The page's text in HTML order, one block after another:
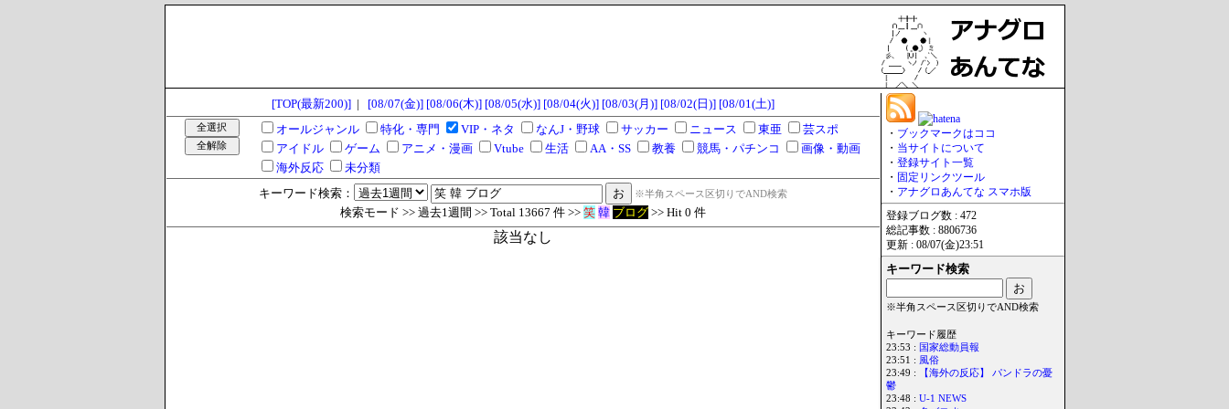
[TOP(最新200)]| [08/07(金)] [08/06(木)] [08/05(水)] [08/04(火)] [08/03(月)] [08/02(日)] [08/01(土)]
オールジャンル
特化・専門 VIP・ネタ なんJ・野球 サッカー ニュース 東亜
芸スポ
アイドル
ゲーム アニメ・漫画 Vtube 生活 AA・SS 教養 競馬・パチンコ
画像・動画
海外反応
未分類
キーワード検索：
※半角スペース区切りでAND検索
検索モード >> 過去1週間 >> Total 13667 件 >> 笑 韓 ブログ>> Hit 0 件
該当なし
・ ブックマークはココ
・ 当サイトについて
・ 登録サイト一覧
・ 固定リンクツール
・ アナグロあんてな スマホ版
登録ブログ数 : 472
総記事数 : 8806736
更新 : 08/07(金)23:51
キーワード検索
※半角スペース区切りでAND検索
キーワード履歴
23:53 : 国家総動員報
23:51 : 風俗
23:49 :
【海外の反応】 パンドラの憂
鬱
23:48 : U-1 NEWS